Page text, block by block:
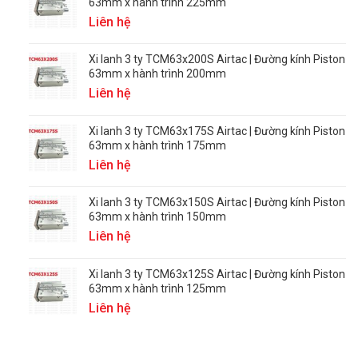
Liên hệ
Xi lanh 3 ty TCM63x200S Airtac | Đường kính Piston
63mm x hành trình 200mm
Liên hệ
Xi lanh 3 ty TCM63x175S Airtac | Đường kính Piston
63mm x hành trình 175mm
Liên hệ
Xi lanh 3 ty TCM63x150S Airtac | Đường kính Piston
63mm x hành trình 150mm
Liên hệ
Xi lanh 3 ty TCM63x125S Airtac | Đường kính Piston
63mm x hành trình 125mm
Liên hệ